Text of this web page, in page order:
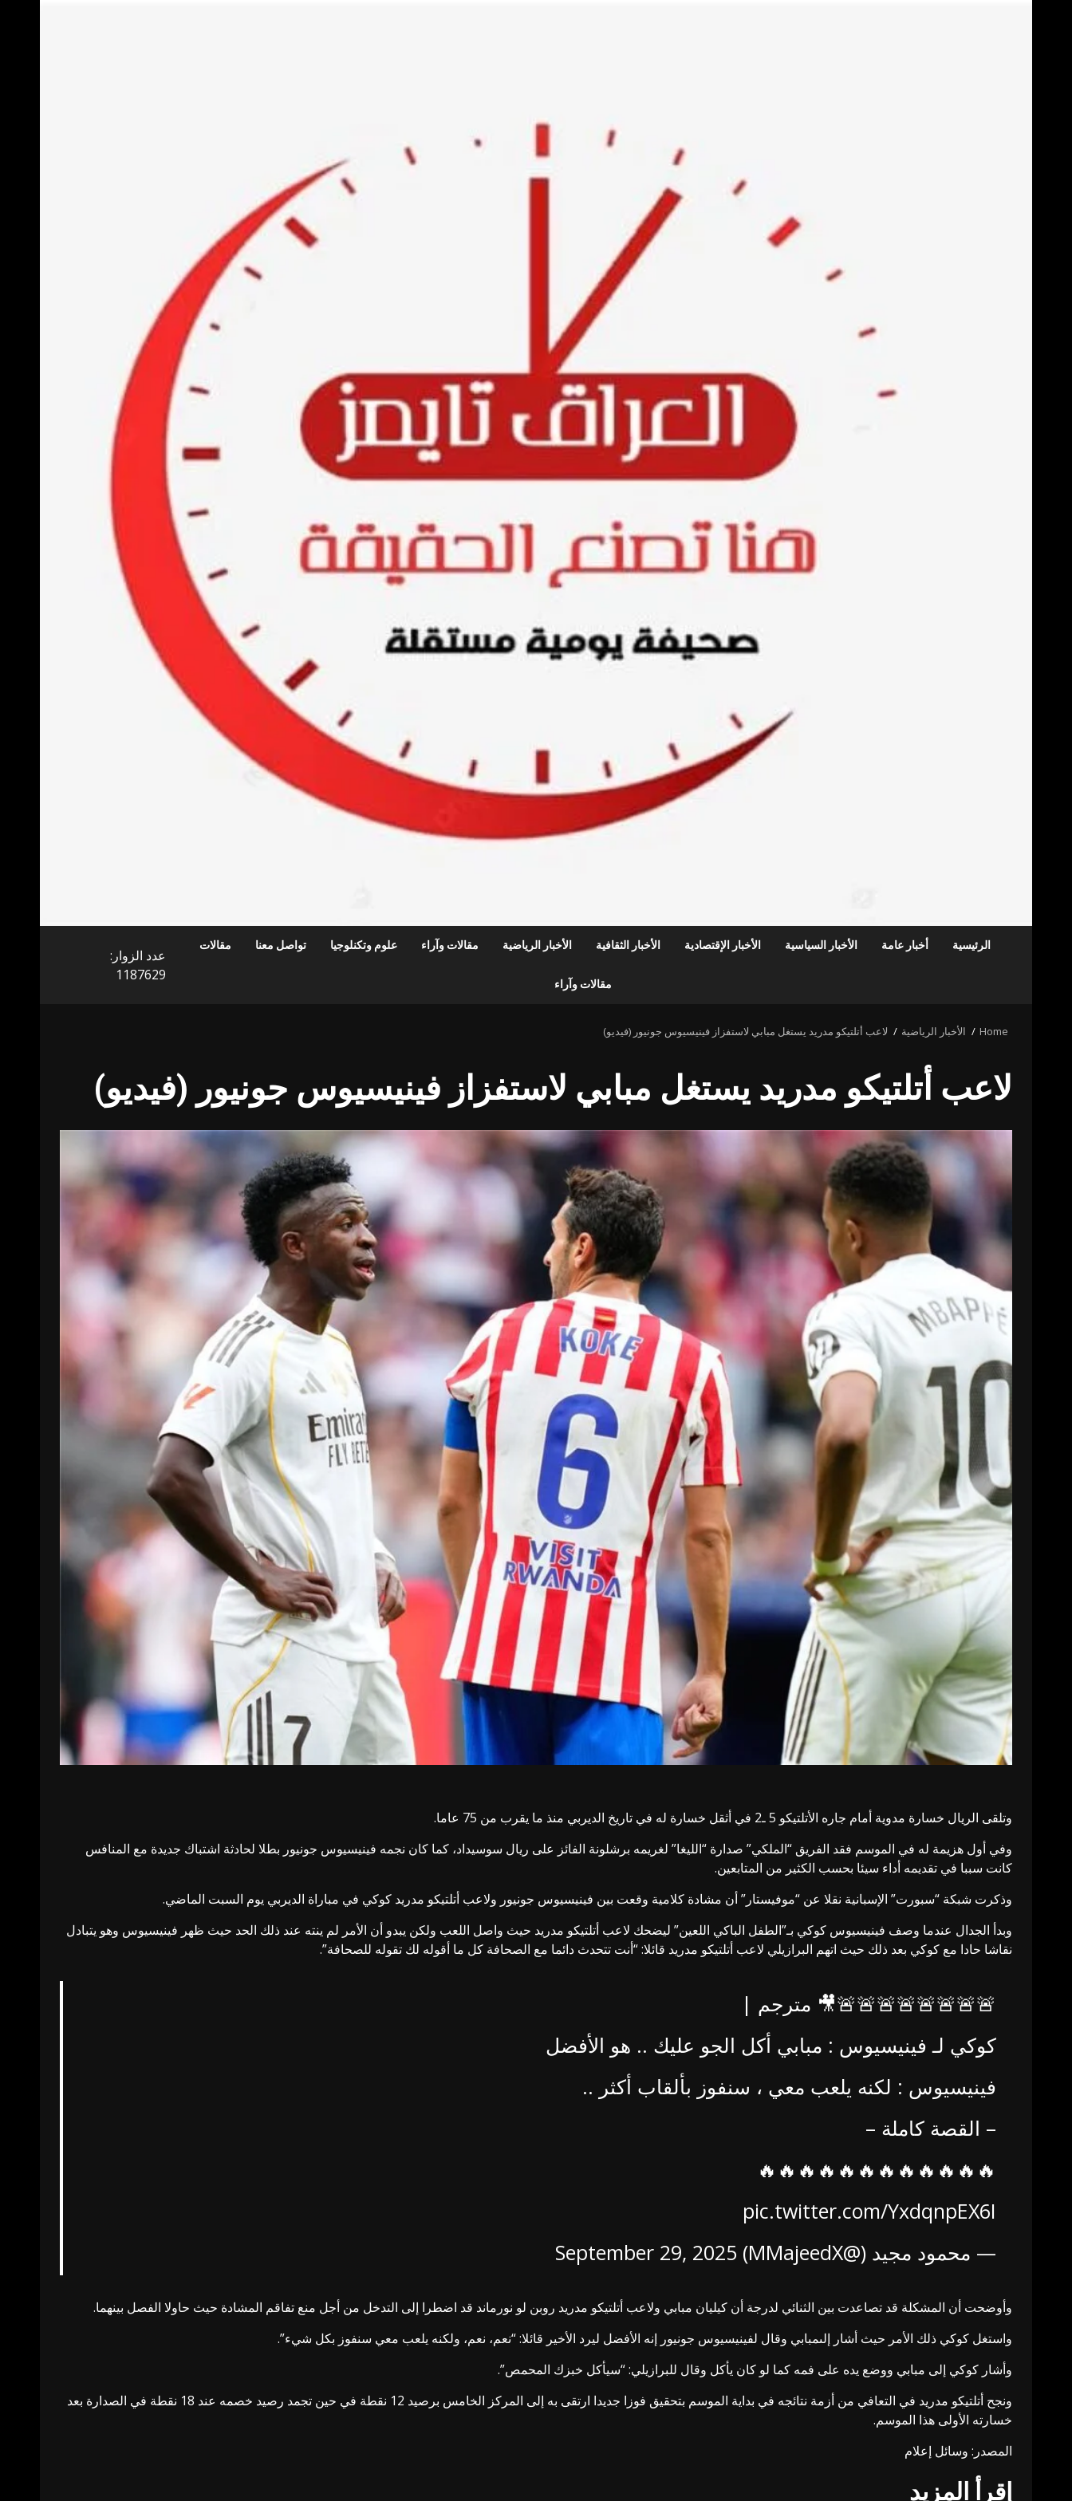
الرئيسية أخبار عامة الأخبار السياسية الأخبار الإقتصادية الأخبار الثقافية الأخبار الرياضية مقالات وآراء علوم وتكنلوجيا تواصل معنا مقالات
مقالات وآراء
عدد الزوار:
1187629
Home الأخبار الرياضية لاعب أتلتيكو مدريد يستغل مبابي لاستفزاز فينيسيوس جونيور (فيديو)
لاعب أتلتيكو مدريد يستغل مبابي لاستفزاز فينيسيوس جونيور (فيديو)
وتلقى الريال خسارة مدوية أمام جاره الأتلتيكو 5 ـ2 في أثقل خسارة له في تاريخ الديربي منذ ما يقرب من 75 عاما.
وفي أول هزيمة له في الموسم فقد الفريق “الملكي” صدارة “الليغا” لغريمه برشلونة الفائز على ريال سوسيداد، كما كان نجمه فينيسيوس جونيور بطلا لحادثة اشتباك جديدة مع المنافس
كانت سببا في تقديمه أداء سيئا بحسب الكثير من المتابعين.
وذكرت شبكة “سبورت” الإسبانية نقلا عن “موفيستار” أن مشادة كلامية وقعت بين فينيسيوس جونيور ولاعب أتلتيكو مدريد كوكي في مباراة الديربي يوم السبت الماضي.
وبدأ الجدال عندما وصف فينيسيوس كوكي بـ”الطفل الباكي اللعين” ليضحك لاعب أتلتيكو مدريد حيث واصل اللعب ولكن يبدو أن الأمر لم ينته عند ذلك الحد حيث ظهر فينيسيوس وهو يتبادل
نقاشا حادا مع كوكي بعد ذلك حيث اتهم البرازيلي لاعب أتلتيكو مدريد قائلا: “أنت تتحدث دائما مع الصحافة كل ما أقوله لك تقوله للصحافة”.
🚨🚨🚨🚨🚨🚨🚨🚨🎥 مترجم |
كوكي لـ فينيسيوس : مبابي أكل الجو عليك .. هو الأفضل
فينيسيوس : لكنه يلعب معي ، سنفوز بألقاب أكثر ..
– القصة كاملة –
🔥🔥🔥🔥🔥🔥🔥🔥🔥🔥🔥🔥
pic.twitter.com/YxdqnpEX6I
— محمود مجيد (@MMajeedX)
September 29, 2025
وأوضحت أن المشكلة قد تصاعدت بين الثنائي لدرجة أن كيليان مبابي ولاعب أتلتيكو مدريد روبن لو نورماند قد اضطرا إلى التدخل من أجل منع تفاقم المشادة حيث حاولا الفصل بينهما.
واستغل كوكي ذلك الأمر حيث أشار إلىمبابي وقال لفينيسيوس جونيور إنه الأفضل ليرد الأخير قائلا: “نعم، نعم، ولكنه يلعب معي سنفوز بكل شيء”.
وأشار كوكي إلى مبابي ووضع يده على فمه كما لو كان يأكل وقال للبرازيلي: “سيأكل خبزك المحمص”.
ونجح أتلتيكو مدريد في التعافي من أزمة نتائجه في بداية الموسم بتحقيق فوزا جديدا ارتقى به إلى المركز الخامس برصيد 12 نقطة في حين تجمد رصيد خصمه عند 18 نقطة في الصدارة بعد
خسارته الأولى هذا الموسم.
المصدر: وسائل إعلام
إقرأ المزيد